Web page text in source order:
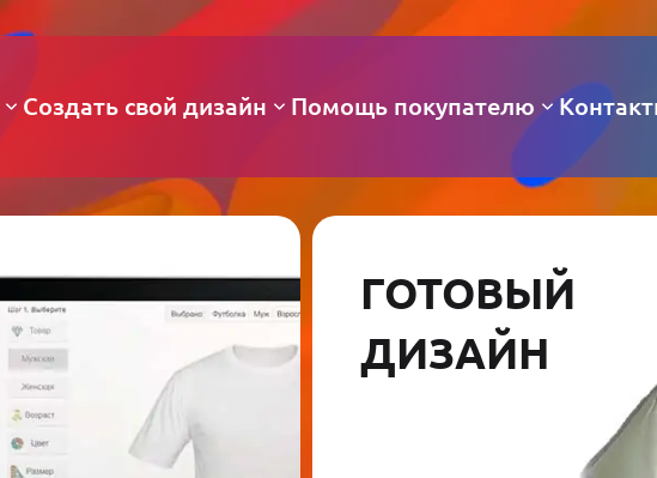
Создать свой дизайн Помощь покупателю
ГОТОВЫЙ
ДИЗАЙН